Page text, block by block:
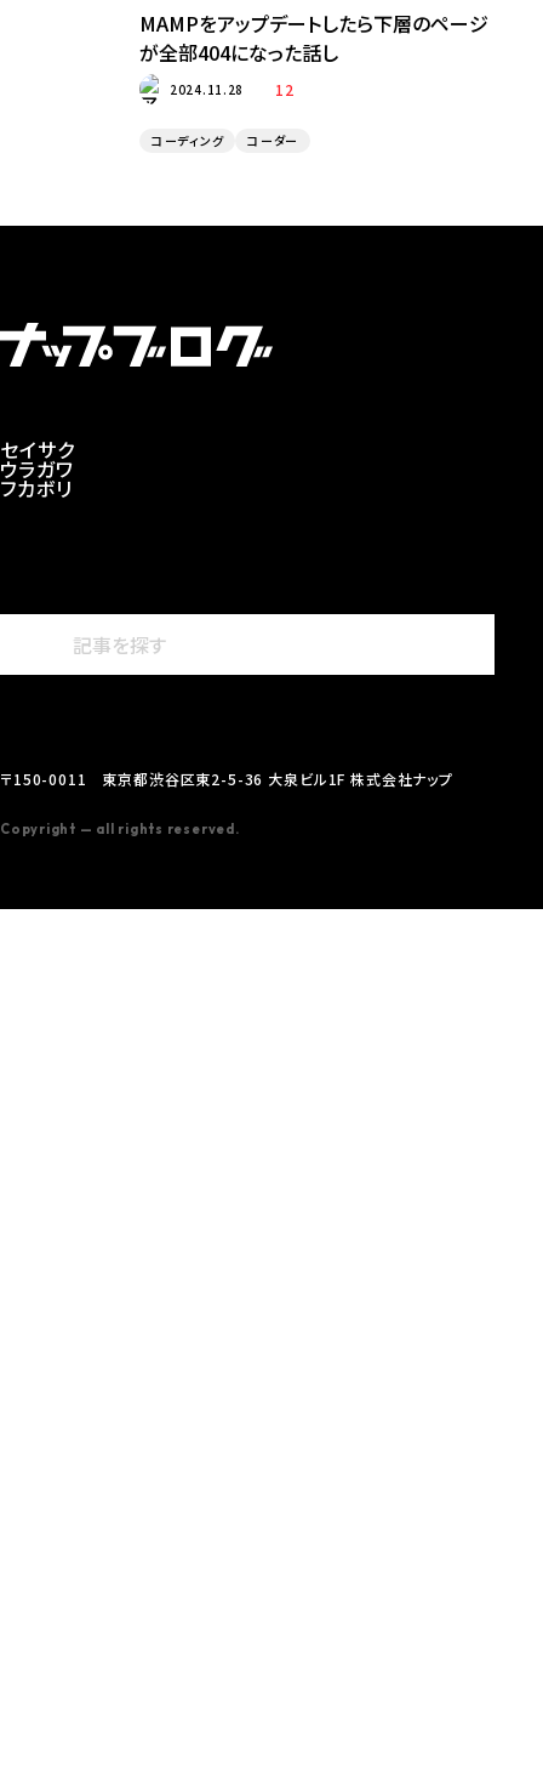
MAMPをアップデートしたら下層のページ
が全部404になった話し
2024.11.28 12
コーディング コーダー
セイサク
ウラガワ
フカボリ
〒150-0011 東京都渋谷区東2-5-36 大泉ビル1F 株式会社ナップ
Copyright — all rights reserved.